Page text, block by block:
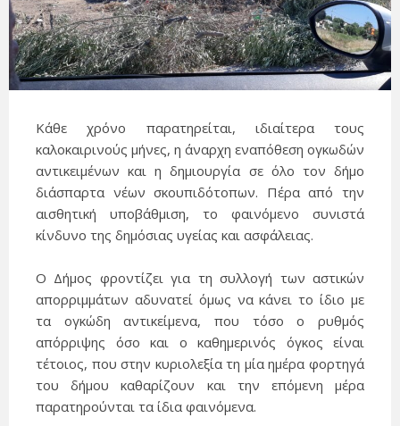
Κάθε χρόνο παρατηρείται, ιδιαίτερα τους
καλοκαιρινούς μήνες, η άναρχη εναπόθεση ογκωδών
αντικειμένων και η δημιουργία σε όλο τον δήμο
διάσπαρτα νέων σκουπιδότοπων. Πέρα από την
αισθητική υποβάθμιση, το φαινόμενο συνιστά
κίνδυνο της δημόσιας υγείας και ασφάλειας.
Ο Δήμος φροντίζει για τη συλλογή των αστικών
απορριμμάτων αδυνατεί όμως να κάνει το ίδιο με
τα ογκώδη αντικείμενα, που τόσο ο ρυθμός
απόρριψης όσο και ο καθημερινός όγκος είναι
τέτοιος, που στην κυριολεξία τη μία ημέρα φορτηγά
του δήμου καθαρίζουν και την επόμενη μέρα
παρατηρούνται τα ίδια φαινόμενα.